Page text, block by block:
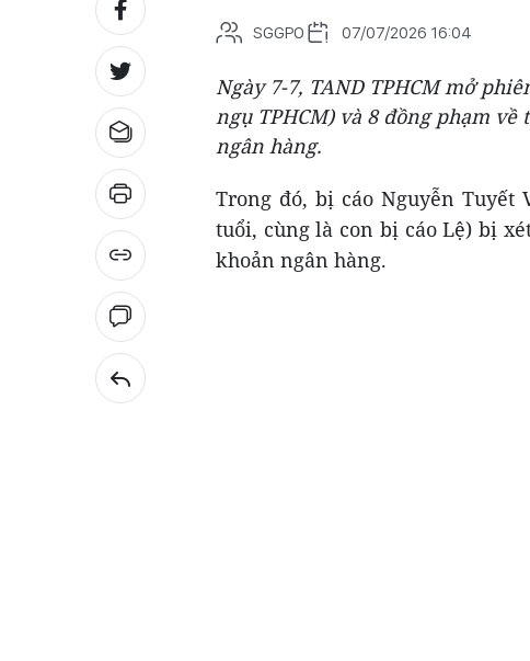
SGGPO 07/07/2026 16:04
Ngày 7-7, TAND TPHCM mở
ngụ TPHCM) và 8 đồng phạm
ngân hàng.
Trong đó, bị cáo Nguyễn Tuyết
tuổi, cùng là con bị cáo Lệ) bị
khoản ngân hàng.